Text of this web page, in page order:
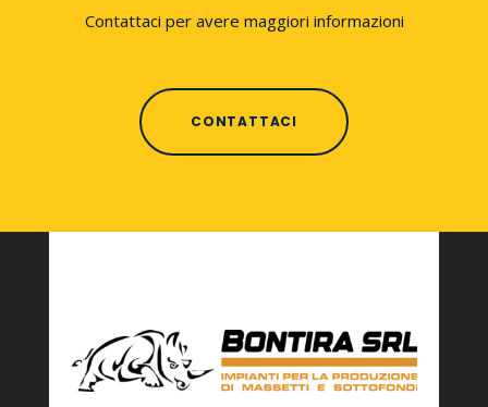
Contattaci per avere maggiori informazioni
CONTATTACI